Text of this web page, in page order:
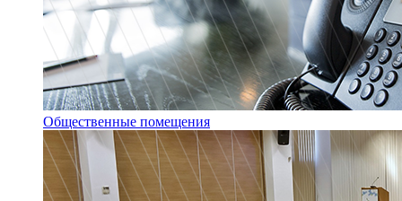
Общественные помещения